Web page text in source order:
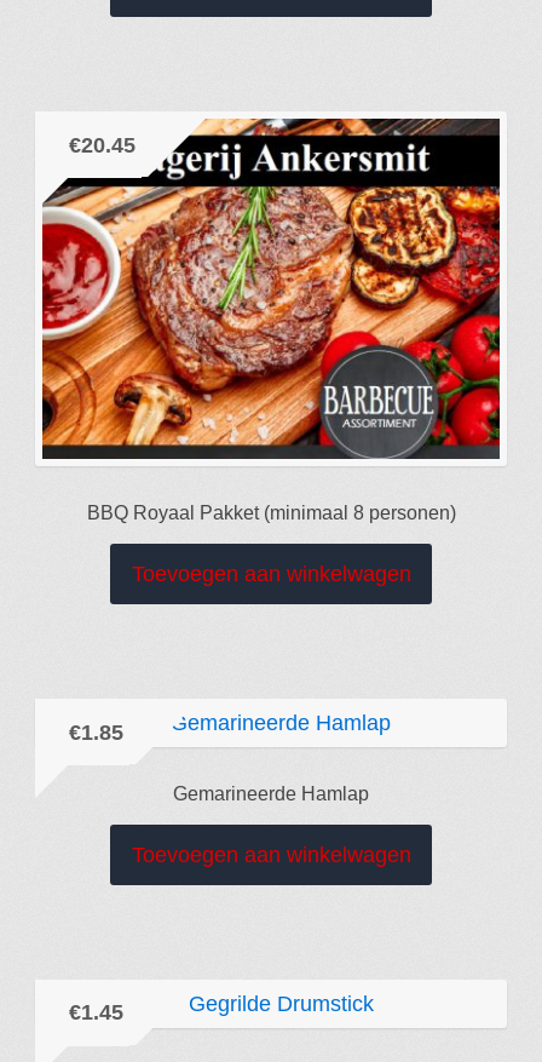
BBQ Royaal Pakket (minimaal 8 personen)
€20.45
Toevoegen aan winkelwagen
Gemarineerde Hamlap
€1.85
Toevoegen aan winkelwagen
€1.45